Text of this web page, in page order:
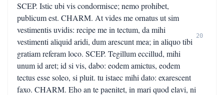
SCEP. Istic ubi vis condormisce; nemo prohibet,
publicum est. CHARM. At vides me ornatus ut sim
vestimentis uvidis: recipe me in tectum, da mihi
vestimenti aliquid aridi, dum arescunt mea; in aliquo tibi
gratiam referam loco. SCEP. Tegillum eccillud, mihi
unum id aret; id si vis, dabo: eodem amictus, eodem
tectus esse soleo, si pluit. tu istaec mihi dato: exarescent
faxo. CHARM. Eho an te paenitet, in mari quod elavi, ni
20